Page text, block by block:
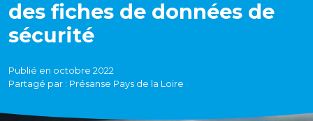
des fiches de données de
sécurité
Publié en octobre 2022
Partagé par : Présanse Pays de la Loire